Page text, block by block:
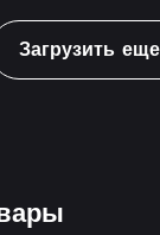
Загрузить еще